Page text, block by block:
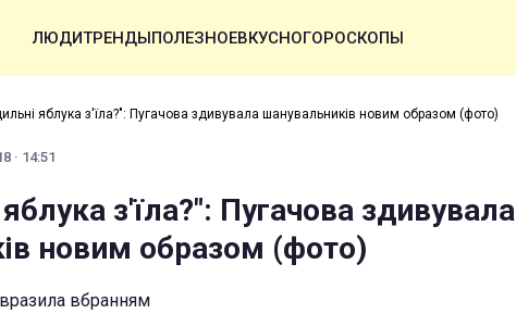
ЛЮДИТРЕНДЫПОЛЕЗНОЕВКУСНОГОРОСКОПЫ
яблука з'їла?": Пугачова здивувала шанувальників новим образом (фото)
· 14:51
з'їла?": Пугачова здивувала
новим образом (фото)
вбранням